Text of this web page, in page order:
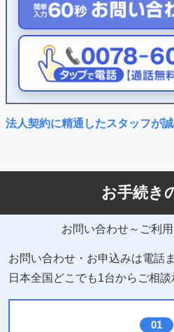
法人契約に精通したスタッフが
お手続き
お問い合わせ～ご利
お問い合わせ・お申込みは電話
日本全国どこでも1台からご相談
01